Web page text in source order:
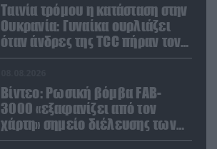
Ταινία τρόμου η κατάσταση στην
Ουκρανία: Γυναίκα ουρλιάζει
όταν άνδρες της TCC πήραν τον
σύντροφό της (βίντεο)
Βίντεο: Ρωσική βόμβα FAB-
3000 «εξαφανίζει από τον
χάρτη» σημείο διέλευσης των
ουκρανικών δυνάμεων στην